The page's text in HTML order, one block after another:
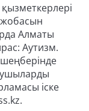
жобасын
Алматы
Аутизм.
іске